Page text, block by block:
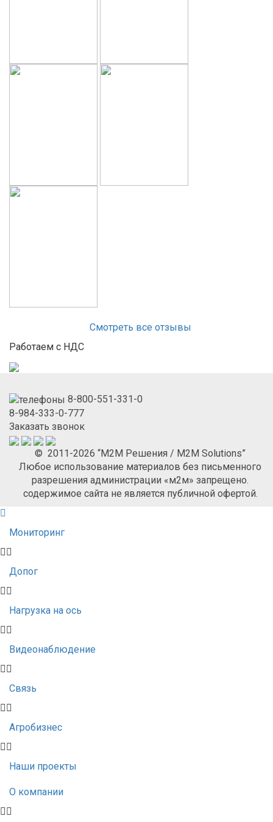
Смотреть все отзывы
Работаем с НДС
8-800-551-331-0
8-984-333-0-777
Заказать звонок
© 2011-2026 “М2М Решения / M2M Solutions”
Любое использование материалов без письменного
разрешения администрации «м2м» запрещено.
содержимое сайта не является публичной офертой.
Мониторинг
Допог
Нагрузка на ось
Видеонаблюдение
Связь
Агробизнес
Наши проекты
О компании